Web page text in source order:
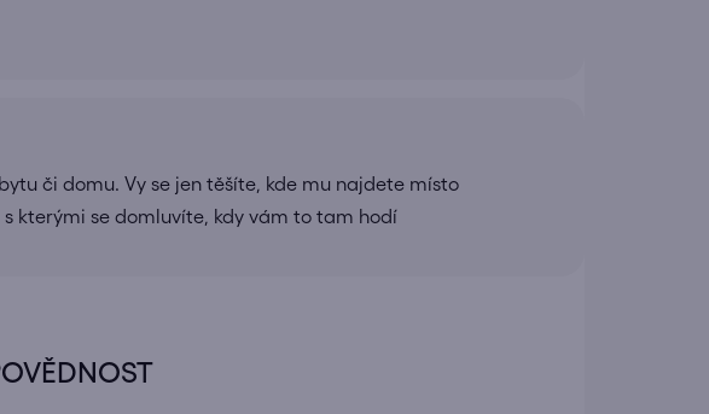
či domu. Vy se jen těšíte, kde mu najdete místo
kterými se domluvíte, kdy vám to tam hodí